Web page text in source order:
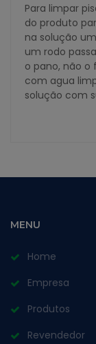
Para limpar
do produto
na solução
um rodo
o pano, não o
com agua
solução com
MENU
Home
Empresa
Produtos
Revendedor